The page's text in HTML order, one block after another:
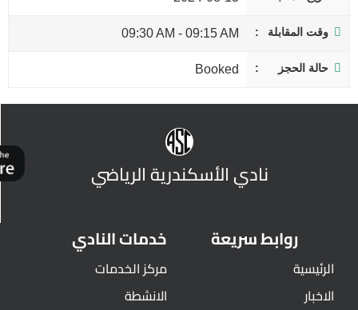
وقت المقابلة 09:15 AM
-
09:30 AM
حالة الحجز Booked
نادي الأسكندرية الرياضي
روابط سريعة
الرئيسية
الاخبار
خدمات النادي
مركز الخدمات
الانشطة